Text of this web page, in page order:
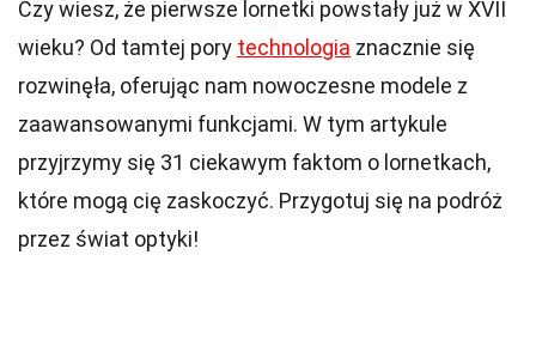
Czy wiesz, że pierwsze lornetki powstały już w XVII
wieku? Od tamtej pory technologia znacznie się
rozwinęła, oferując nam nowoczesne modele z
zaawansowanymi funkcjami. W tym artykule
przyjrzymy się 31 ciekawym faktom o lornetkach,
które mogą cię zaskoczyć. Przygotuj się na podróż
przez świat optyki!